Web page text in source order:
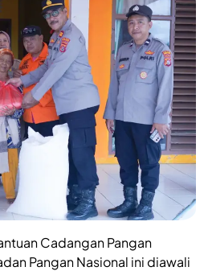
Cadangan Pangan
Pangan Nasional ini diawali